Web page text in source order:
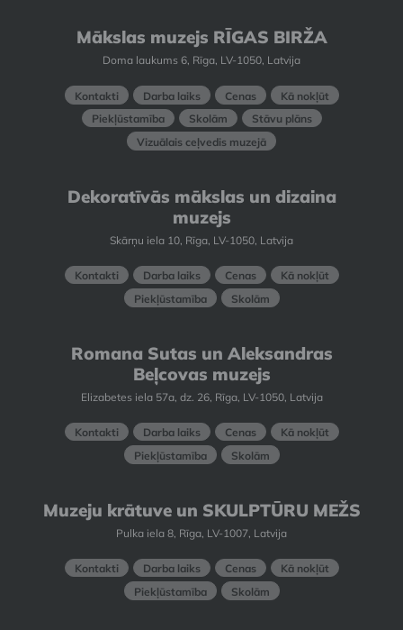
Mākslas muzejs RĪGAS BIRŽA
Doma laukums 6, Rīga, LV-1050, Latvija
Kontakti Darba laiks Cenas
Kā nokļūt
Piekļūstamība
Skolām
Stāvu plāns
Vizuālais ceļvedis muzejā
Dekoratīvās mākslas un dizaina
muzejs
Skārņu iela 10, Rīga, LV-1050, Latvija
Kontakti Darba laiks Cenas
Kā nokļūt
Piekļūstamība
Skolām
Romana Sutas un Aleksandras
Beļcovas muzejs
Elizabetes iela 57a, dz. 26, Rīga, LV-1050, Latvija
Kontakti Darba laiks Cenas
Kā nokļūt
Piekļūstamība
Skolām
Muzeju krātuve un SKULPTŪRU MEŽS
Pulka iela 8, Rīga, LV-1007, Latvija
Kontakti Darba laiks Cenas
Kā nokļūt
Piekļūstamība
Skolām